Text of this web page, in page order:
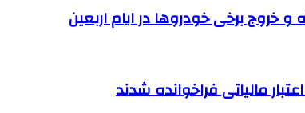
خروج برخی خودروها در ایام اربعین
مالیاتی فراخوانده شدند